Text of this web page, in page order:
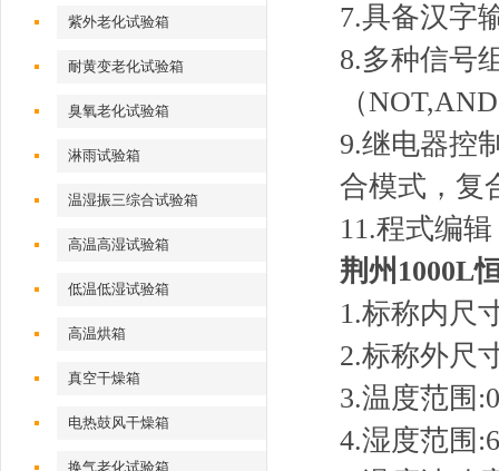
紫外老化试验箱
耐黄变老化试验箱
臭氧老化试验箱
淋雨试验箱
温湿振三综合试验箱
高温高湿试验箱
低温低湿试验箱
高温烘箱
真空干燥箱
电热鼓风干燥箱
换气老化试验箱
7.具备汉字
8.多种信号
（
9.继电器控
合模式，复
11.程式编
荆州1000L
1.标称内尺
2.标称外尺
3.温度范围
4.湿度范围